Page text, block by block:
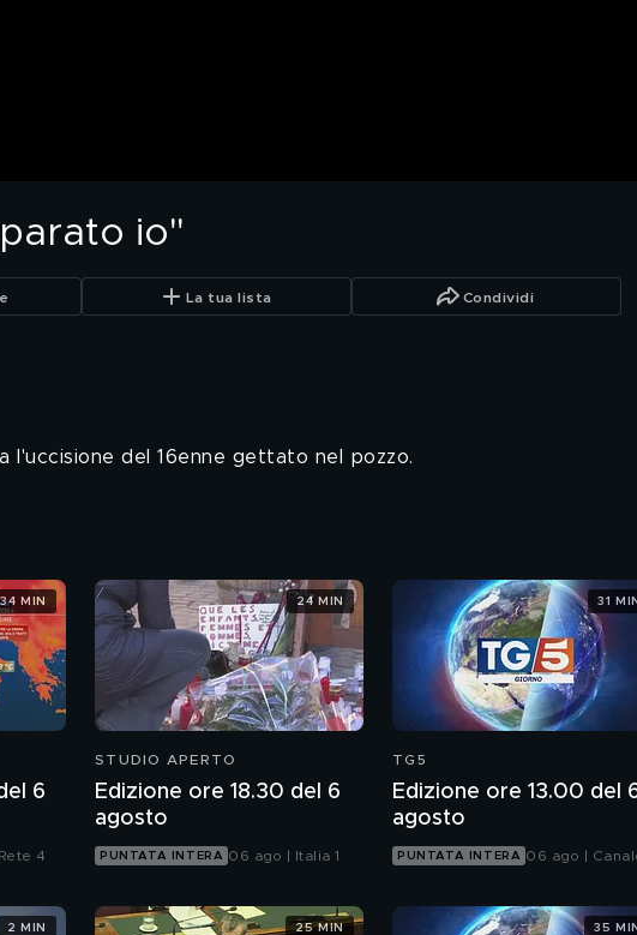
io"
La tua lista Condividi
l'uccisione del 16enne gettato nel pozzo.
6
4
34 MIN
STUDIO APERTO
Edizione ore 18.30 del 6
agosto
PUNTATA INTERA 06 ago | Italia 1
24 MIN
TG5
Edizione ore 13.00 del
agosto
PUNTATA INTERA 06 ago |
31 MIN
2 MIN 25 MIN 35 MIN